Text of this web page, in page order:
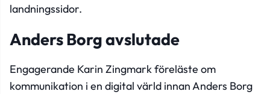
landningssidor.
Anders Borg avslutade
Engagerande Karin Zingmark föreläste om
kommunikation i en digital värld innan Anders Borg